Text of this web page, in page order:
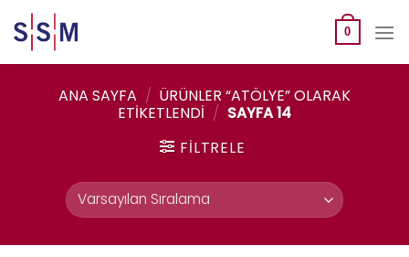
to
content
0
ANA SAYFA / ÜRÜNLER “ATÖLYE” OLARAK
ETIKETLENDI / SAYFA 14
FILTRELE